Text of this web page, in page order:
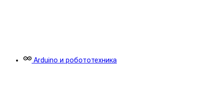
Arduino и робототехника